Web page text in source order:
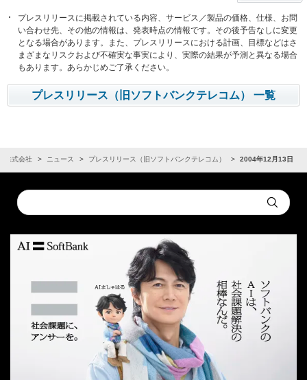
プレスリリースに掲載されている内容、サービス／製品の価格、仕様、お問
い合わせ先、その他の情報は、発表時点の情報です。その後予告なしに変更
となる場合があります。また、プレスリリースにおける計画、目標などはさ
まざまなリスクおよび不確実な事実により、実際の結果が予測と異なる場合
もあります。あらかじめご了承ください。
プレスリリース（旧ソフトバンクテレコム） 一覧
株式会社 ニュース プレスリリース（旧ソフトバンクテレコム） 2004年12月13日
Conduct
a
Submit